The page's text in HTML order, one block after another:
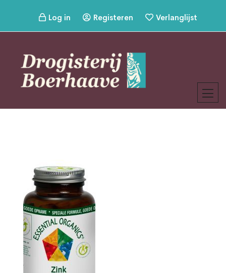
Log in Registeren Verlanglijst